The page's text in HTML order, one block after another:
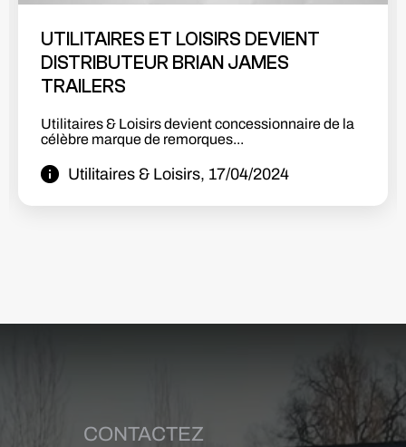
SHOWROOM BETA EN PLACE!! 🚀🔥🤩
Nous sommes très heureux de vous présenter la
première partie de notre...
Utilitaires & Loisirs, 08/10/2023
CONTACTEZ